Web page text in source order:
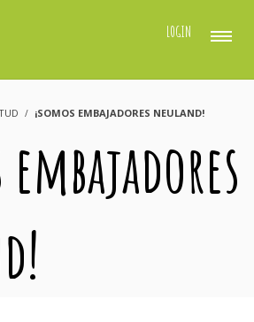
LOGIN
¡SOMOS EMBAJADORES NEULAND!
embajadores